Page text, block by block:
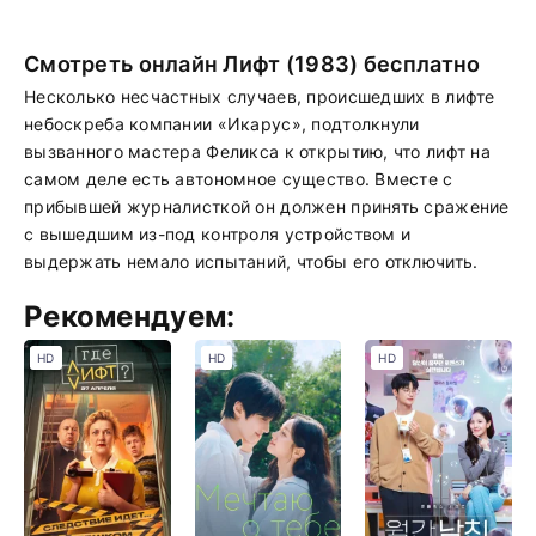
Смотреть онлайн Лифт (1983) бесплатно
Несколько несчастных случаев, происшедших в лифте
небоскреба компании «Икарус», подтолкнули
вызванного мастера Феликса к открытию, что лифт на
самом деле есть автономное существо. Вместе с
прибывшей журналисткой он должен принять сражение
с вышедшим из-под контроля устройством и
выдержать немало испытаний, чтобы его отключить.
Рекомендуем:
HD HD HD